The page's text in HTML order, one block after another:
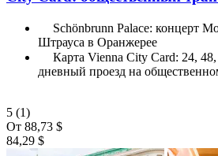
Schönbrunn Palace: концерт
Штрауса в Оранжерее
Карта Vienna City Card: 24,
дневный проезд на
5 (1)
От 88,73 $
84,29 $